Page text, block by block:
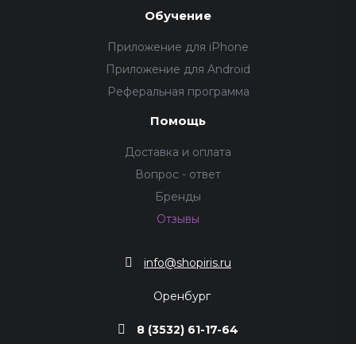
Обучение
Приложение для iPhone
Приложение для Android
Реферальная программа
Помощь
Доставка и оплата
Вопрос - ответ
Бренды
Отзывы
info@shopiris.ru
Оренбург
8 (3532) 61-17-64